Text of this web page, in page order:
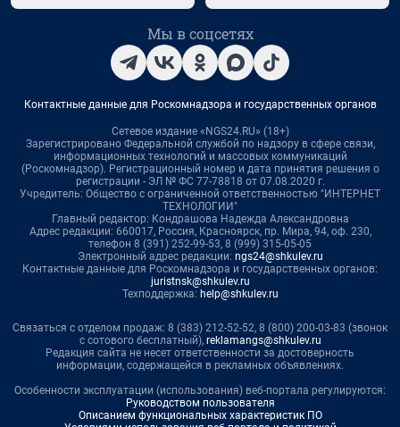
Мы в соцсетях
Контактные данные для Роскомнадзора и государственных органов
Сетевое издание «NGS24.RU» (18+)
Зарегистрировано Федеральной службой по надзору в сфере связи,
информационных технологий и массовых коммуникаций
(Роскомнадзор). Регистрационный номер и дата принятия решения о
регистрации - ЭЛ № ФС 77-78818 от 07.08.2020 г.
Учредитель: Общество с ограниченной ответственностью "ИНТЕРНЕТ
ТЕХНОЛОГИИ"
Главный редактор: Кондрашова Надежда Александровна
Адрес редакции: 660017, Россия, Красноярск, пр. Мира, 94, оф. 230,
телефон 8 (391) 252-99-53, 8 (999) 315-05-05
Электронный адрес редакции: ngs24@shkulev.ru
Контактные данные для Роскомнадзора и государственных органов:
juristnsk@shkulev.ru
Техподдержка: help@shkulev.ru
Связаться с отделом продаж: 8 (383) 212-52-52, 8 (800) 200-03-83 (звонок
с сотового бесплатный), reklamangs@shkulev.ru
Редакция сайта не несет ответственности за достоверность
информации, содержащейся в рекламных объявлениях.
Особенности эксплуатации (использования) веб-портала регулируются:
Руководством пользователя
Описанием функциональных характеристик ПО